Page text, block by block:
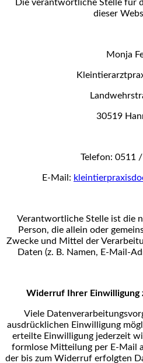
Die verantwortliche Stelle für
dieser
Monja
30519
Telefon: 0511
E-Mail:
Verantwortliche Stelle ist die
Person, die allein oder
Zwecke und Mittel der
Daten (z. B. Namen, E-Mail-
Widerruf Ihrer Einwilligung
Viele
ausdrücklichen Einwilligung
erteilte Einwilligung jederzeit
formlose Mitteilung per E-Mail
der bis zum Widerruf erfolgten